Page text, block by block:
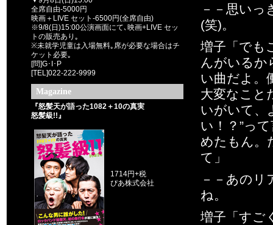
全席自由-5000円
映画＋LIVE セット-6500円(全席自由)
※9/8(日)15:00公演画面にて､映画+LIVE セッ
トの販売あり｡
※未就学児童は入場無料｡席が必要な場合はチ
ケット必要｡
[問]G･I･P
[TEL]022-222-9999
Magazine
『怒髪天が語った1082＋10の真実
怒髪級!!』
1714円+税
ぴあ株式会社
－－思い
(笑)。
増子「でも
んがいる
い曲だよ。
大変なこと
いがいて、
い！？”っ
めたもん。
て」
－－あの
ね。
増子「すご